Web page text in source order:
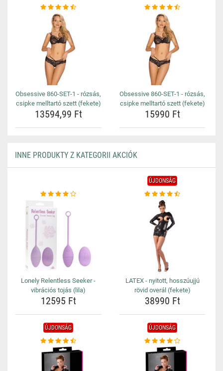
Obsessive 860-SET-1 - rózsás,
csipke melltartó szett (fekete)
13594,99 Ft
Obsessive 860-SET-1 - rózsás,
csipke melltartó szett (fekete)
15990 Ft
INNE PRODUKTY Z KATEGORII AKCIÓK
Lonely Relentless Seeker -
vibrációs tojás (lila)
12595 Ft
ÚJDONSÁG
LATEX - nyitott, hosszúujjú
rövid overál (fekete)
38990 Ft
ÚJDONSÁG ÚJDONSÁG